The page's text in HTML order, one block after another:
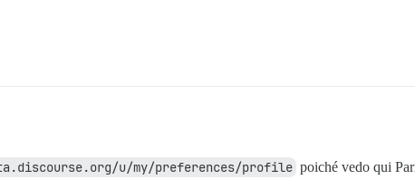
u/my/preferences/profile poiché vedo qui